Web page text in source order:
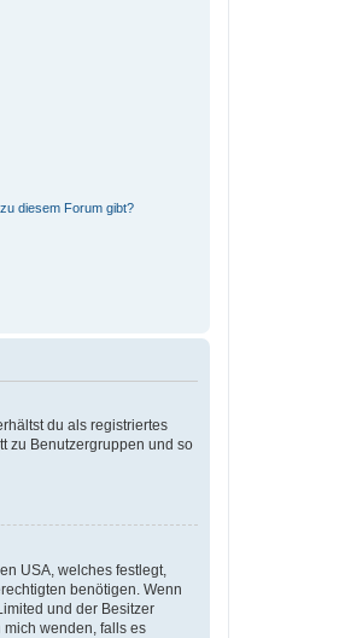
diesem Forum gibt?
du als registriertes
zu Benutzergruppen und so
USA, welches festlegt,
benötigen. Wenn
und der Besitzer
wenden, falls es